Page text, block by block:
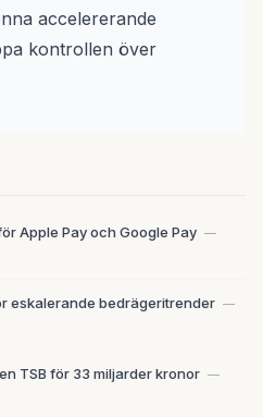
accelererande
kontrollen över
Apple Pay och Google Pay —
eskalerande bedrägeritrender —
TSB för 33 miljarder kronor —